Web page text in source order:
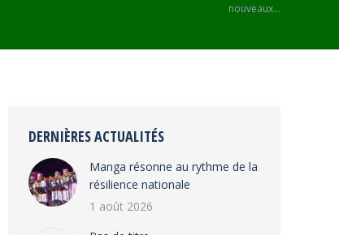
nouveaux…
DERNIÈRES ACTUALITÉS
Manga résonne au rythme de la
résilience nationale
1 août 2026